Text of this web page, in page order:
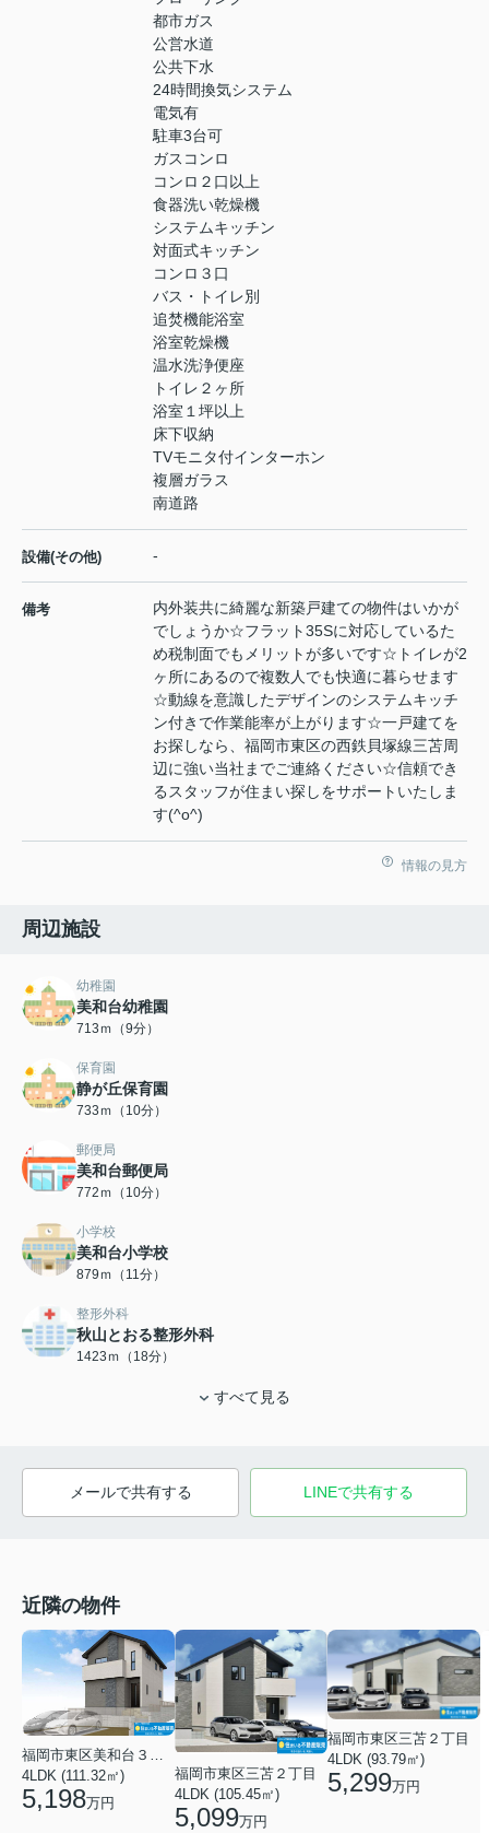
都市ガス
公営水道
公共下水
24時間換気システム
電気有
駐車3台可
ガスコンロ
コンロ２口以上
食器洗い乾燥機
システムキッチン
対面式キッチン
コンロ３口
バス・トイレ別
追焚機能浴室
浴室乾燥機
温水洗浄便座
トイレ２ヶ所
浴室１坪以上
床下収納
TVモニタ付インターホン
複層ガラス
南道路
設備(その他) -
備考
内外装共に綺麗な新築戸建ての物件はいかが
でしょうか☆フラット35Sに対応しているた
め税制面でもメリットが多いです☆トイレが2
ヶ所にあるので複数人でも快適に暮らせます
☆動線を意識したデザインのシステムキッチ
ン付きで作業能率が上がります☆一戸建てを
お探しなら、福岡市東区の西鉄貝塚線三苫周
辺に強い当社までご連絡ください☆信頼でき
るスタッフが住まい探しをサポートいたしま
す(^o^)
情報の見方
周辺施設
幼稚園
美和台幼稚園
713ｍ（9分）
保育園
静が丘保育園
733ｍ（10分）
郵便局
美和台郵便局
772ｍ（10分）
小学校
美和台小学校
879ｍ（11分）
整形外科
秋山とおる整形外科
1423ｍ（18分）
すべて見る
メールで共有する LINEで共有する
近隣の物件
福岡市東区美和台３丁目
4LDK (111.32㎡)
5,198万円
福岡市東区三苫２丁目
4LDK (105.45㎡)
5,099万円
福岡市東区三苫２丁目
4LDK (93.79㎡)
5,299万円